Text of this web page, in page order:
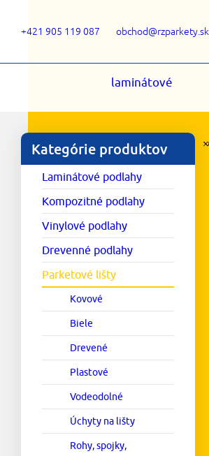
+421 905 119 087 obchod@rzparkety.sk
laminátové
Kategórie produktov
Laminátové podlahy
Kompozitné podlahy
Vinylové podlahy
Drevenné podlahy
Parketové lišty
Kovové
Biele
Drevené
Plastové
Vodeodolné
Úchyty na lišty
Rohy, spojky,